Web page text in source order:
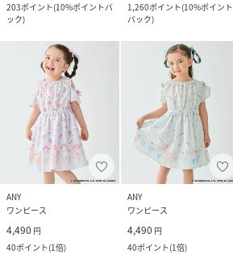
203ポイント(10%ポイントバ
ック)
1,260ポイント(10%ポイント
バック)
ANY
ワンピース
4,490 円
40ポイント(1倍)
ANY
ワンピース
4,490 円
40ポイント(1倍)